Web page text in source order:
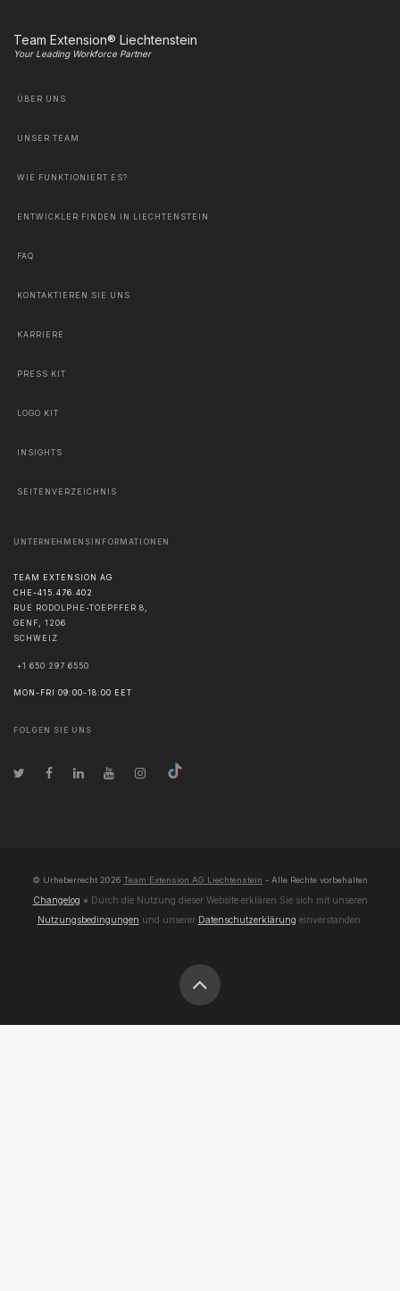
Team Extension® Liechtenstein
Your Leading Workforce Partner
ÜBER UNS
UNSER TEAM
WIE FUNKTIONIERT ES?
ENTWICKLER FINDEN IN LIECHTENSTEIN
FAQ
KONTAKTIEREN SIE UNS
KARRIERE
PRESS KIT
LOGO KIT
INSIGHTS
SEITENVERZEICHNIS
UNTERNEHMENSINFORMATIONEN
TEAM EXTENSION AG
CHE-415.476.402
RUE RODOLPHE-TOEPFFER 8,
GENF
1206
SCHWEIZ
+1 650 297 6550
MON-FRI 09:00-18:00 EET
FOLGEN SIE UNS
© Urheberrecht 2026 Team Extension AG Liechtenstein - Alle Rechte vorbehalten
Changelog ● Durch die Nutzung dieser Website erklären Sie sich mit unseren
Nutzungsbedingungen und unserer Datenschutzerklärung einverstanden.